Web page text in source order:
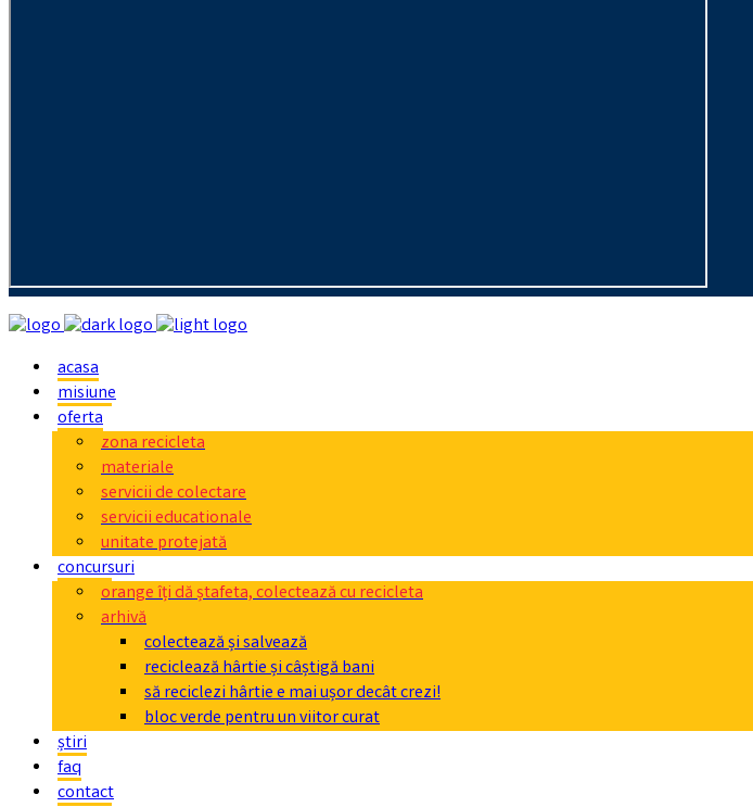
acasa
misiune
oferta
zona recicleta
materiale
servicii de colectare
servicii educationale
unitate protejată
concursuri
orange îți dă ștafeta, colectează cu recicleta
arhivă
colectează și salvează
reciclează hârtie și câștigă bani
să reciclezi hârtie e mai ușor decât crezi!
bloc verde pentru un viitor curat
știri
faq
contact